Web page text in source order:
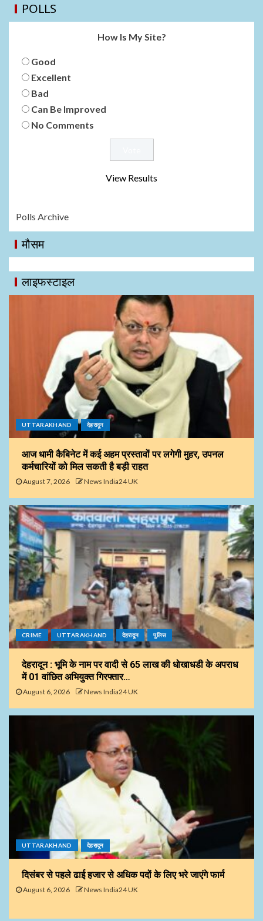
POLLS
How Is My Site?
Good
Excellent
Bad
Can Be Improved
No Comments
View Results
Polls Archive
मौसम
लाइफस्टाइल
UTTARAKHAND देहरादून
आज धामी कैबिनेट में कई अहम प्रस्तावों पर लगेगी मुहर, उपनल
कर्मचारियों को मिल सकती है बड़ी राहत
August 7, 2026 News India24 UK
CRIME UTTARAKHAND देहरादून पुलिस
देहरादून : भूमि के नाम पर वादी से 65 लाख की धोखाधडी के अपराध
में 01 वांछित अभियुक्त गिरफ्तार…
August 6, 2026 News India24 UK
UTTARAKHAND देहरादून
दिसंबर से पहले ढाई हजार से अधिक पदों के लिए भरे जाएंगे फार्म
August 6, 2026 News India24 UK